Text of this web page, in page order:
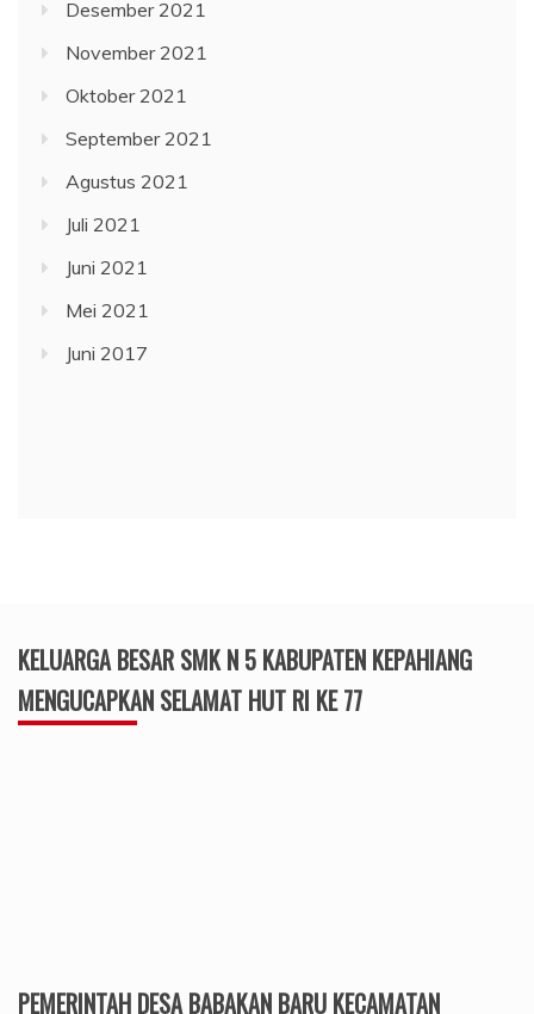
KELUARGA BESAR SMK N 5 KABUPATEN KEPAHIANG
MENGUCAPKAN SELAMAT HUT RI KE 77
BERMANI ULU RAYA KABUPATEN REJANG LEBONG
MENGUCAPKAN SELAMAT HARI RAYA IDUL ADHA 1443 H